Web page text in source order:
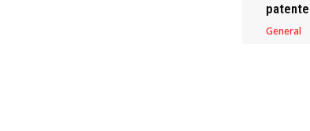
patente
General